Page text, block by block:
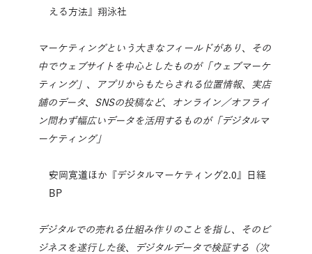
える方法』翔泳社
マーケティングという大きなフィールドがあり、その
中でウェブサイトを中心としたものが「ウェブマーケ
ティング」、アプリからもたらされる位置情報、実店
舗のデータ、SNSの投稿など、オンライン／オフライ
ン問わず幅広いデータを活用するものが「デジタルマ
ーケティング」
安岡寛道ほか『デジタルマーケティング2.0』日経
BP
デジタルでの売れる仕組み作りのことを指し、そのビ
ジネスを遂行した後、デジタルデータで検証する（次